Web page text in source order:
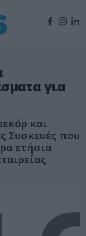
για
και
Συσκευές που
ετήσια